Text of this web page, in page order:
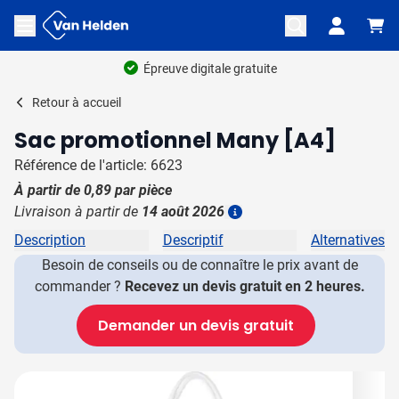
Aller au contenu
Ouvrir le menu
Épreuve digitale gratuite
Retour à accueil
Sac promotionnel Many [A4]
Référence de l'article: 6623
À partir de 0,89 par pièce
Livraison à partir de 14 août 2026
Description Descriptif
Alternatives
Besoin de conseils ou de connaître le prix avant de
commander ? Recevez un devis gratuit en 2 heures.
Demander un devis gratuit
Cliquez pour voir l'image en plein écran